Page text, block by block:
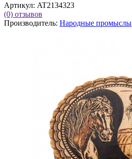
Артикул: AT2134323
(0) отзывов
Производитель: Народные промыслы